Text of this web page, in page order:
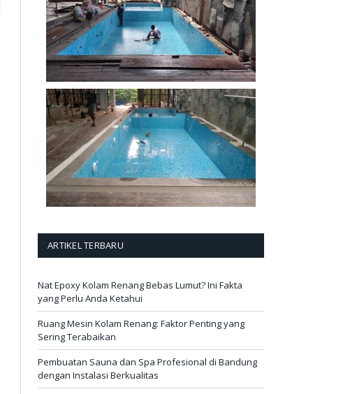
ARTIKEL TERBARU
Nat Epoxy Kolam Renang Bebas Lumut? Ini Fakta
yang Perlu Anda Ketahui
Ruang Mesin Kolam Renang: Faktor Penting yang
Sering Terabaikan
Pembuatan Sauna dan Spa Profesional di Bandung
dengan Instalasi Berkualitas